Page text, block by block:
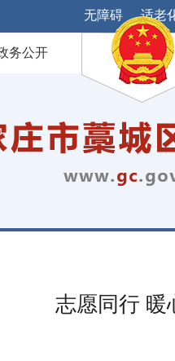
无障碍 适老
务公开
志愿同行 暖